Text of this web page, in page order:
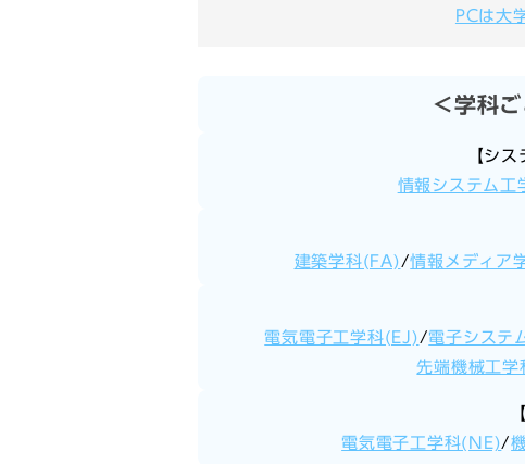
PCは大
＜学科
【シ
情報システム工
建築学科(FA) /情報メディア
電気電子工学科(EJ) /電子システ
先端機械工学
電気電子工学科(NE)/